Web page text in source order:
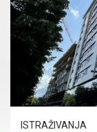
ISTRAŽIVANJA